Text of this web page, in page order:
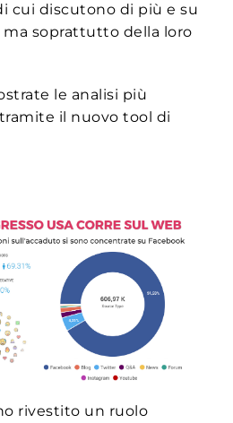
cui discutono di più e su
soprattutto della loro
le analisi più
il nuovo tool di
rivestito un ruolo